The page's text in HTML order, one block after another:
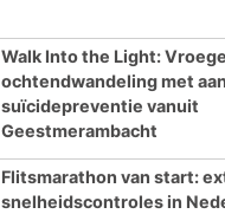
Walk Into the Light: Vroege
ochtendwandeling met
suïcidepreventie vanuit
Geestmerambacht
Flitsmarathon van start:
snelheidscontroles in